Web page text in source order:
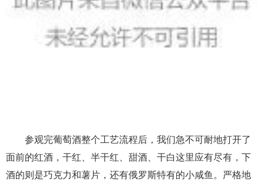
参观完葡萄酒整个工艺流程后，我们急不可耐地打开了
面前的红酒，干红、半干红、甜酒、干白这里应有尽有，下
酒的则是巧克力和薯片，还有俄罗斯特有的小咸鱼。严格地